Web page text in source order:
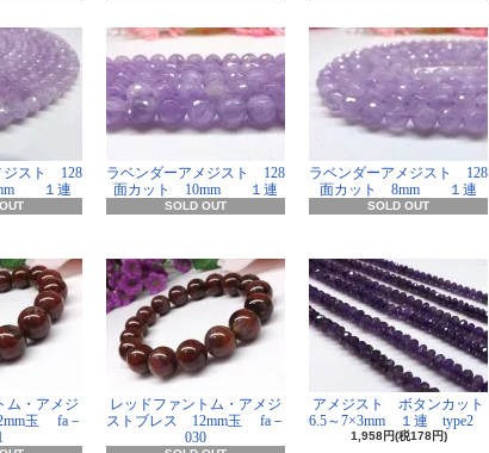
ジスト 128
１連
ラベンダーアメジスト 128
面カット 10mm １連
SOLD OUT
ラベンダーアメジスト 128
面カット 8mm １連
SOLD OUT
ム・アメジ
玉 fa－
レッドファントム・アメジ
ストブレス 12mm玉 fa－
030
アメジスト ボタンカット
6.5～7×3mm １連 type2
1,958円(税178円)